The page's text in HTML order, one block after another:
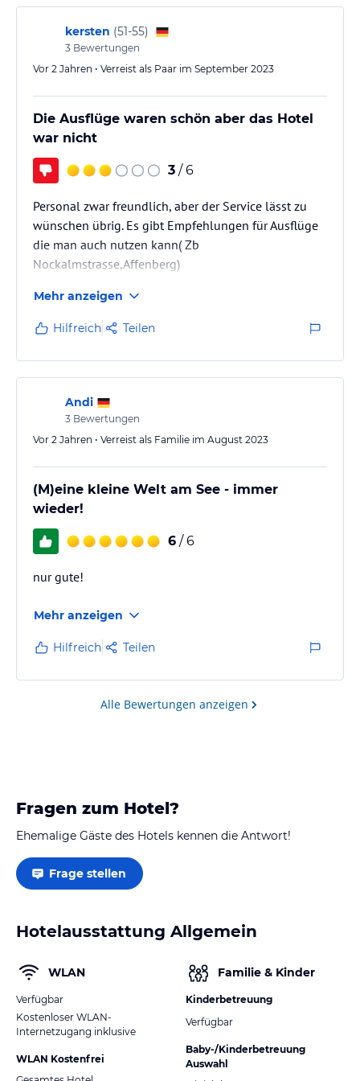
and last but not least unseren wunderschönen Rosen- und
Wasserpark mit Aussichtsbrücke westlich vorm Hotel zum Relaxen
und Genießen!
Hoteliers-/Veranstalter-/Kataloginformationen. Alle Angaben
ohne Gewähr und ohne Prüfung durch HolidayCheck. Bitte
jeweiligen Veranstalters.
Hotelzimmer vergessen. Nach einem Telefonat wurde
diese im Hotel gefunden und uns kostenlos per Post
zugeschickt, wofür wir uns ganz herzlich bedanken
möchten.
kersten (51-55)
3 Bewertungen
Vor 2 Jahren • Verreist als Paar im September 2023
Die Ausflüge waren schön aber das Hotel
war nicht
3 / 6
Personal zwar freundlich, aber der Service lässt zu
wünschen übrig. Es gibt Empfehlungen für Ausflüge
die man auch nutzen kann( Zb
Nockalmstrasse,Affenberg)
Mehr anzeigen
Hilfreich Teilen
Andi
3 Bewertungen
Vor 2 Jahren • Verreist als Familie im August 2023
(M)eine kleine Welt am See - immer
wieder!
6 / 6
nur gute!
Mehr anzeigen
Hilfreich Teilen
Alle Bewertungen anzeigen
Fragen zum Hotel?
Ehemalige Gäste des Hotels kennen die Antwort!
Frage stellen
Hotelausstattung Allgemein
WLAN
Verfügbar
Kostenloser WLAN-
Internetzugang inklusive
WLAN Kostenfrei
Familie & Kinder
Kinderbetreuung
Verfügbar
Baby-/Kinderbetreuung
Auswahl